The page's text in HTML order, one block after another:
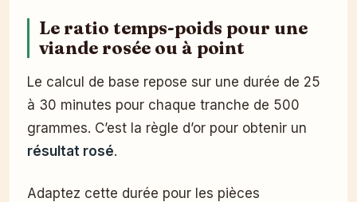
Le ratio temps-poids pour une
viande rosée ou à point
Le calcul de base repose sur une durée de 25
à 30 minutes pour chaque tranche de 500
grammes. C’est la règle d’or pour obtenir un
résultat rosé.
Adaptez cette durée pour les pièces